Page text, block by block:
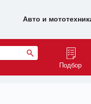
Авто и
Подбор